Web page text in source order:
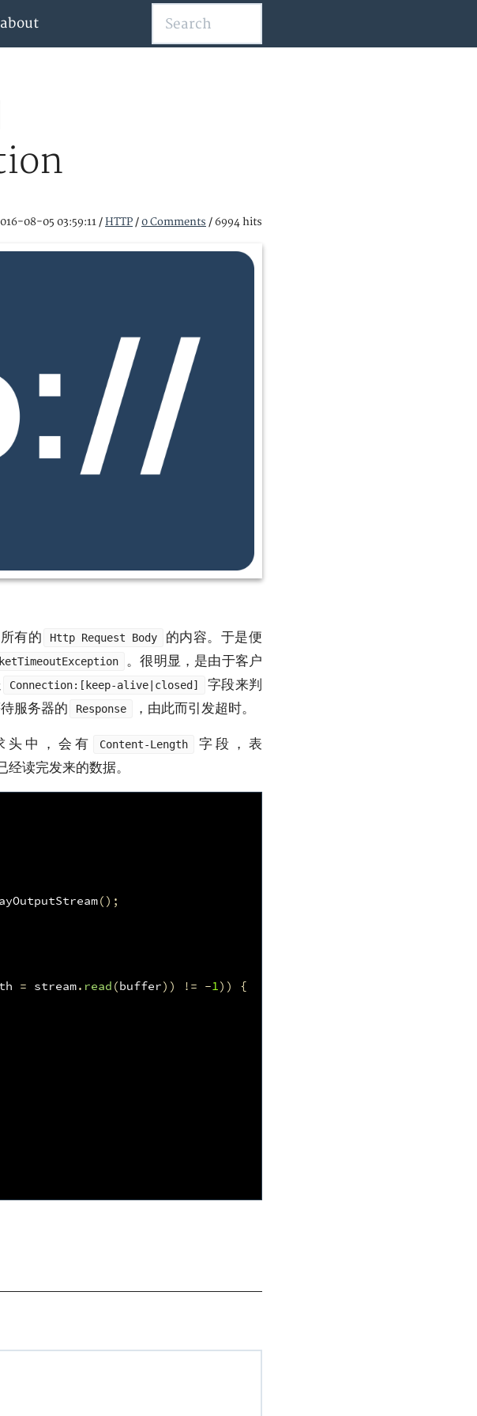
08-05 03:59:11 /HTTP /0 Comments /6994 hits
有的 Http Request Body
的内容。于是便
。很明显，是由于客户
Connection:[keep-alive|closed]
字段来判
服务器的 Response ，由此而引发超时。
头中，会有 Content-Length
字段，表
读完发来的数据。
();
= stream. read (buffer)) != -1 ))
{